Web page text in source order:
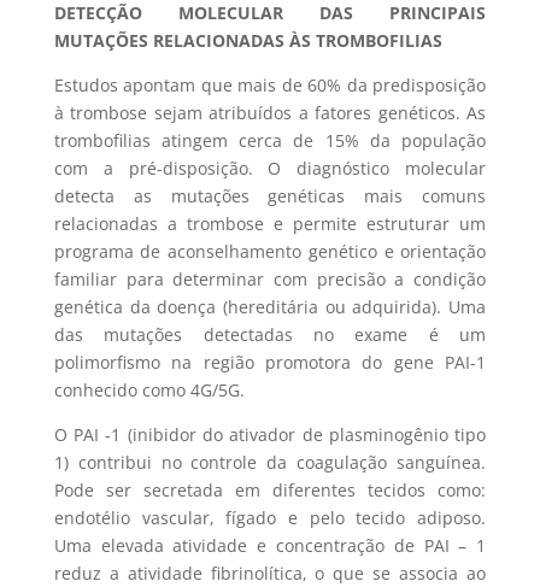
DETECÇÃO MOLECULAR DAS PRINCIPAIS
MUTAÇÕES RELACIONADAS ÀS TROMBOFILIAS
Estudos apontam que mais de 60% da predisposição
à trombose sejam atribuídos a fatores genéticos. As
trombofilias atingem cerca de 15% da população
com a pré-disposição. O diagnóstico molecular
detecta as mutações genéticas mais comuns
relacionadas a trombose e permite estruturar um
programa de aconselhamento genético e orientação
familiar para determinar com precisão a condição
genética da doença (hereditária ou adquirida). Uma
das mutações detectadas no exame é um
polimorfismo na região promotora do gene PAI-1
conhecido como 4G/5G.
O PAI -1 (inibidor do ativador de plasminogênio tipo
1) contribui no controle da coagulação sanguínea.
Pode ser secretada em diferentes tecidos como:
endotélio vascular, fígado e pelo tecido adiposo.
Uma elevada atividade e concentração de PAI – 1
reduz a atividade fibrinolítica, o que se associa ao